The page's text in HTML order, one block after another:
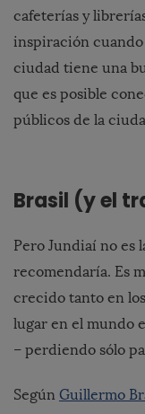
cafeterías y
inspiración cuando
ciudad tiene una
que es posible
públicos de la
Brasil (y el
Pero Jundiaí no es
recomendaría. Es
crecido tanto en
lugar en el mundo
– perdiendo sólo
Según Guillermo